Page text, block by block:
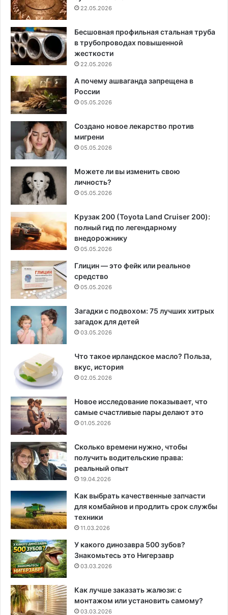
22.05.2026
Бесшовная профильная стальная труба
в трубопроводах повышенной
жесткости
22.05.2026
А почему ашваганда запрещена в
России
05.05.2026
Создано новое лекарство против
мигрени
05.05.2026
Можете ли вы изменить свою
личность?
05.05.2026
Крузак 200 (Toyota Land Cruiser 200):
полный гид по легендарному
внедорожнику
05.05.2026
Глицин — это фейк или реальное
средство
05.05.2026
Загадки с подвохом: 75 лучших хитрых
загадок для детей
03.05.2026
Что такое ирландское масло? Польза,
вкус, история
02.05.2026
Новое исследование показывает, что
самые счастливые пары делают это
01.05.2026
Сколько времени нужно, чтобы
получить водительские права:
реальный опыт
19.04.2026
Как выбрать качественные запчасти
для комбайнов и продлить срок службы
техники
11.03.2026
У какого динозавра 500 зубов?
Знакомьтесь это Нигерзавр
03.03.2026
Как лучше заказать жалюзи: с
монтажом или установить самому?
03.03.2026